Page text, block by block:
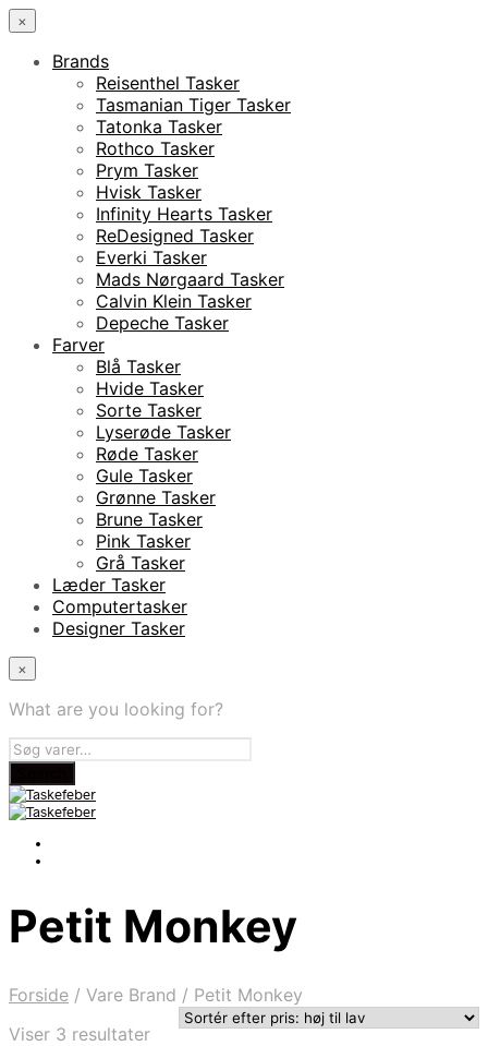
×
Brands
Reisenthel Tasker
Tasmanian Tiger Tasker
Tatonka Tasker
Rothco Tasker
Prym Tasker
Hvisk Tasker
Infinity Hearts Tasker
ReDesigned Tasker
Everki Tasker
Mads Nørgaard Tasker
Calvin Klein Tasker
Depeche Tasker
Farver
Blå Tasker
Hvide Tasker
Sorte Tasker
Lyserøde Tasker
Røde Tasker
Gule Tasker
Grønne Tasker
Brune Tasker
Pink Tasker
Grå Tasker
Læder Tasker
Computertasker
Designer Tasker
×
What are you looking for?
Petit Monkey
Forside / Vare Brand / Petit Monkey
Viser 3 resultaterSorteret